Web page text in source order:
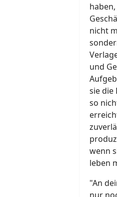
nicht
und
sie die
so
wenn
leben
"An